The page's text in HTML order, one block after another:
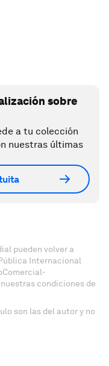
sobre
a tu colección
nuestras últimas
pueden volver a
Internacional
condiciones de
son las del autor y no